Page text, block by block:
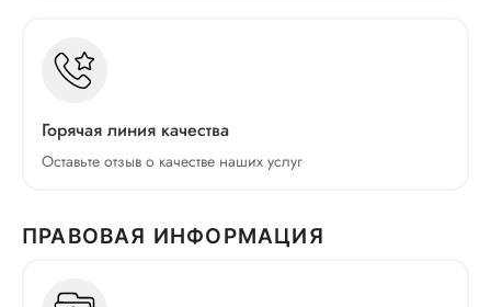
Горячая линия качества
Оставьте отзыв о качестве наших услуг
ПРАВОВАЯ ИНФОРМАЦИЯ